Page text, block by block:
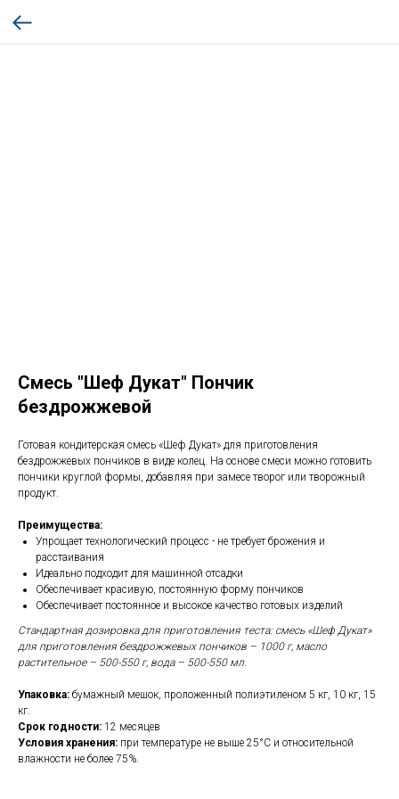
Смесь "Шеф Дукат" Пончик
бездрожжевой
Готовая кондитерская смесь «Шеф Дукат» для приготовления
бездрожжевых пончиков в виде колец. На основе смеси можно готовить
пончики круглой формы, добавляя при замесе творог или творожный
продукт.
Преимущества:
Упрощает технологический процесс - не требует брожения и
расстаивания
Идеально подходит для машинной отсадки
Обеспечивает красивую, постоянную форму пончиков
Обеспечивает постоянное и высокое качество готовых изделий
Стандартная дозировка для приготовления теста: смесь «Шеф Дукат»
для приготовления бездрожжевых пончиков – 1000 г, масло
растительное – 500-550 г, вода – 500-550 мл.
Упаковка: бумажный мешок, проложенный полиэтиленом 5 кг, 10 кг, 15
кг.
Срок годности: 12 месяцев
Условия хранения: при температуре не выше 25°С и относительной
влажности не более 75%.